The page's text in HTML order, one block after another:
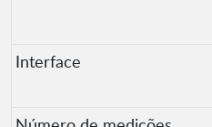
Interface